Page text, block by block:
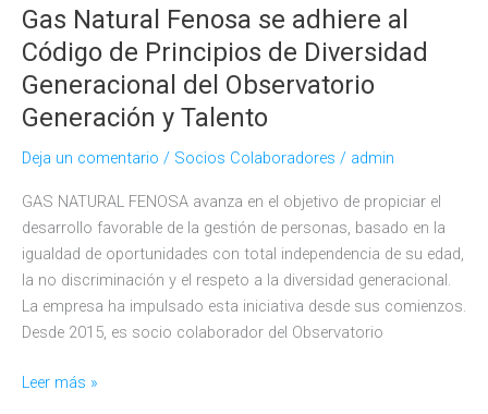
Gas Natural Fenosa se adhiere al
Código de Principios de Diversidad
Generacional del Observatorio
Generación y Talento
Deja un comentario / Socios Colaboradores / admin
GAS NATURAL FENOSA avanza en el objetivo de propiciar el
desarrollo favorable de la gestión de personas, basado en la
igualdad de oportunidades con total independencia de su edad,
la no discriminación y el respeto a la diversidad generacional.
La empresa ha impulsado esta iniciativa desde sus comienzos.
Desde 2015, es socio colaborador del Observatorio
Gas
Leer más »